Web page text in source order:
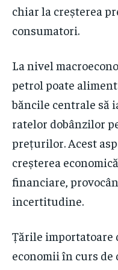
chiar la creșterea
consumatori.
La nivel
petrol poate
băncile centrale să
ratelor dobânzilor
prețurilor. Acest
creșterea
financiare,
incertitudine.
Țările importatoare
economii în curs